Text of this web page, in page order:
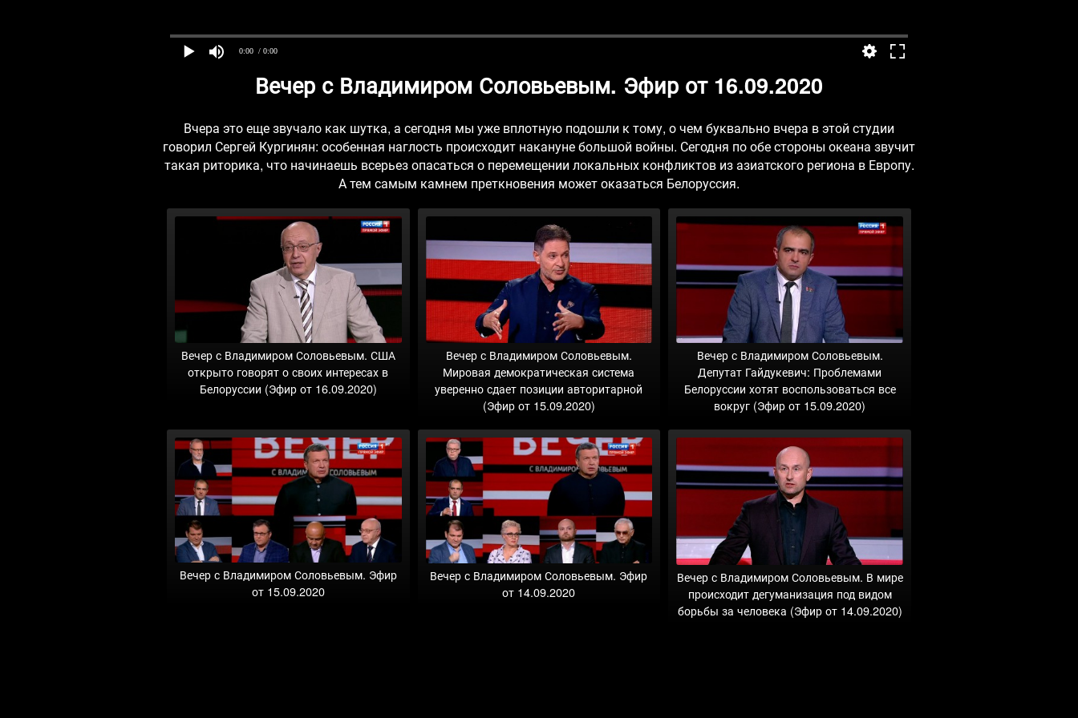
0:00 / 0:00
Вечер с Владимиром Соловьевым. Эфир от 16.09.2020
Вчера это еще звучало как шутка, а сегодня мы уже вплотную подошли к тому, о чем буквально вчера в этой студии
говорил Сергей Кургинян: особенная наглость происходит накануне большой войны. Сегодня по обе стороны океана звучит
такая риторика, что начинаешь всерьез опасаться о перемещении локальных конфликтов из азиатского региона в Европу.
А тем самым камнем преткновения может оказаться Белоруссия.
Вечер с Владимиром Соловьевым. США
открыто говорят о своих интересах в
Белоруссии (Эфир от 16.09.2020)
Вечер с Владимиром Соловьевым.
Мировая демократическая система
уверенно сдает позиции авторитарной
(Эфир от 15.09.2020)
Вечер с Владимиром Соловьевым.
Депутат Гайдукевич: Проблемами
Белоруссии хотят воспользоваться все
вокруг (Эфир от 15.09.2020)
Вечер с Владимиром Соловьевым. Эфир
от 15.09.2020
Вечер с Владимиром Соловьевым. Эфир
от 14.09.2020
Вечер с Владимиром Соловьевым. В мире
происходит дегуманизация под видом
борьбы за человека (Эфир от 14.09.2020)